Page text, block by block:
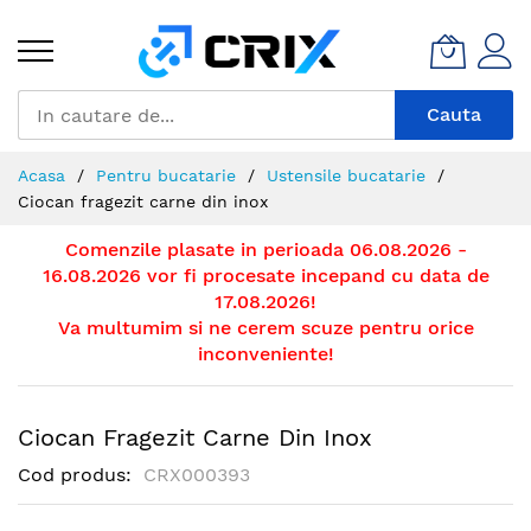
Continut
Cauta
Acasa Pentru bucatarie
Ustensile bucatarie
Ciocan fragezit carne din inox
Comenzile plasate in perioada 06.08.2026 -
16.08.2026 vor fi procesate incepand cu data de
17.08.2026!
Va multumim si ne cerem scuze pentru orice
inconveniente!
Ciocan Fragezit Carne Din Inox
Cod produs CRX000393